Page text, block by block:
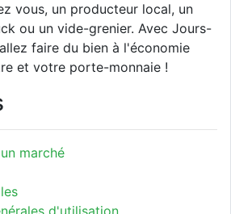
vous, un producteur local, un
ou un vide-grenier. Avec Jours-
faire du bien à l'économie
et votre porte-monnaie !
marché
d'utilisation